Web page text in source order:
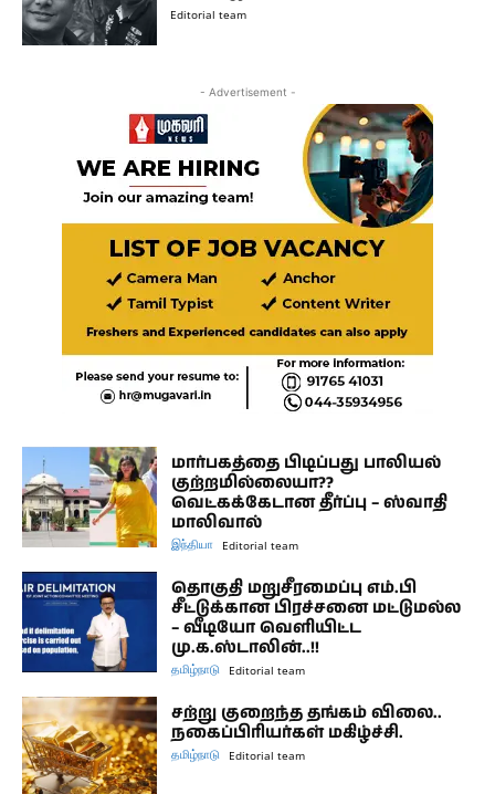
Editorial team
- Advertisement -
மார்பகத்தை பிடிப்பது பாலியல்
குற்றமில்லையா??
வெட்கக்கேடான தீர்ப்பு – ஸ்வாதி
மாலிவால்
இந்தியா Editorial team
தொகுதி மறுசீரமைப்பு எம்.பி
சீட்டுக்கான பிரச்சனை மட்டுமல்ல
– வீடியோ வெளியிட்ட
மு.க.ஸ்டாலின்..!!
தமிழ்நாடு Editorial team
சற்று குறைந்த தங்கம் விலை..
நகைப்பிரியர்கள் மகிழ்ச்சி.
தமிழ்நாடு Editorial team